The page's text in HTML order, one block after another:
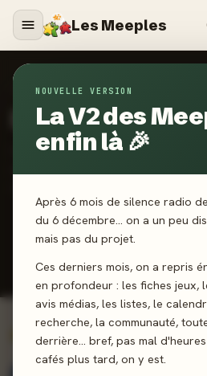
Les Meeples
NOUVELLE VERSION
La V2 des
enfin là 🎉
Après 6 mois de silence radio
du 6 décembre… on a un peu
mais pas du projet.
Ces derniers mois, on a repris
en profondeur : les fiches jeux,
avis médias, les listes, le
recherche, la communauté,
derrière… bref, pas mal
cafés plus tard, on y est.
ACCUEIL›ILLUSTRATEURS
Les
Les créateurs derrière les jeux que
881
ILLUSTRATEURS
11
PRIMÉS
Signatures à